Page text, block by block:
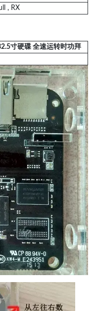
, RX
寸硬碟 全速运转时功拜